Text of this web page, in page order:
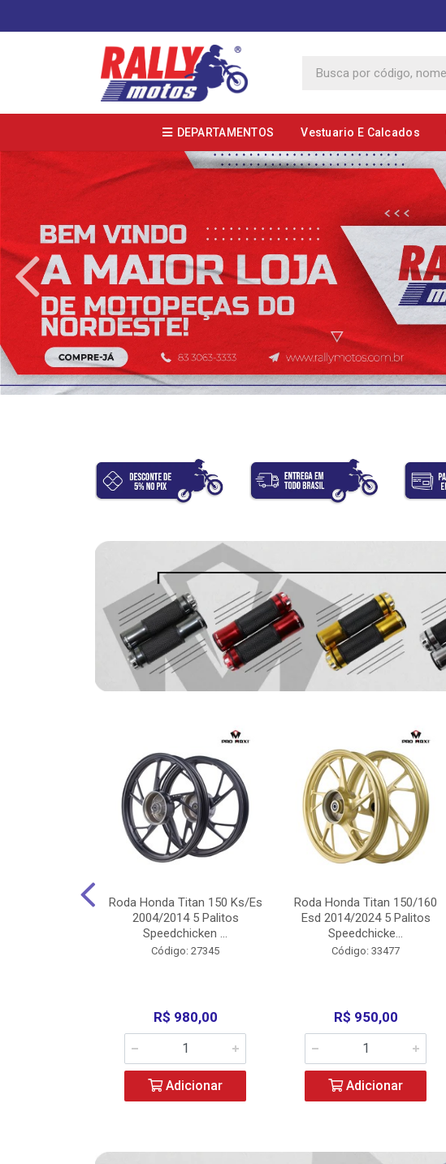
DEPARTAMENTOS Vestuario E Calcados
Roda Honda Titan 150 Ks/Es
2004/2014 5 Palitos
Speedchicken ...
Código: 27345
R$ 980,00
Adicionar
Roda Honda Titan 150/160
Esd 2014/2024 5 Palitos
Speedchicke...
Código: 33477
R$ 950,00
Adicionar